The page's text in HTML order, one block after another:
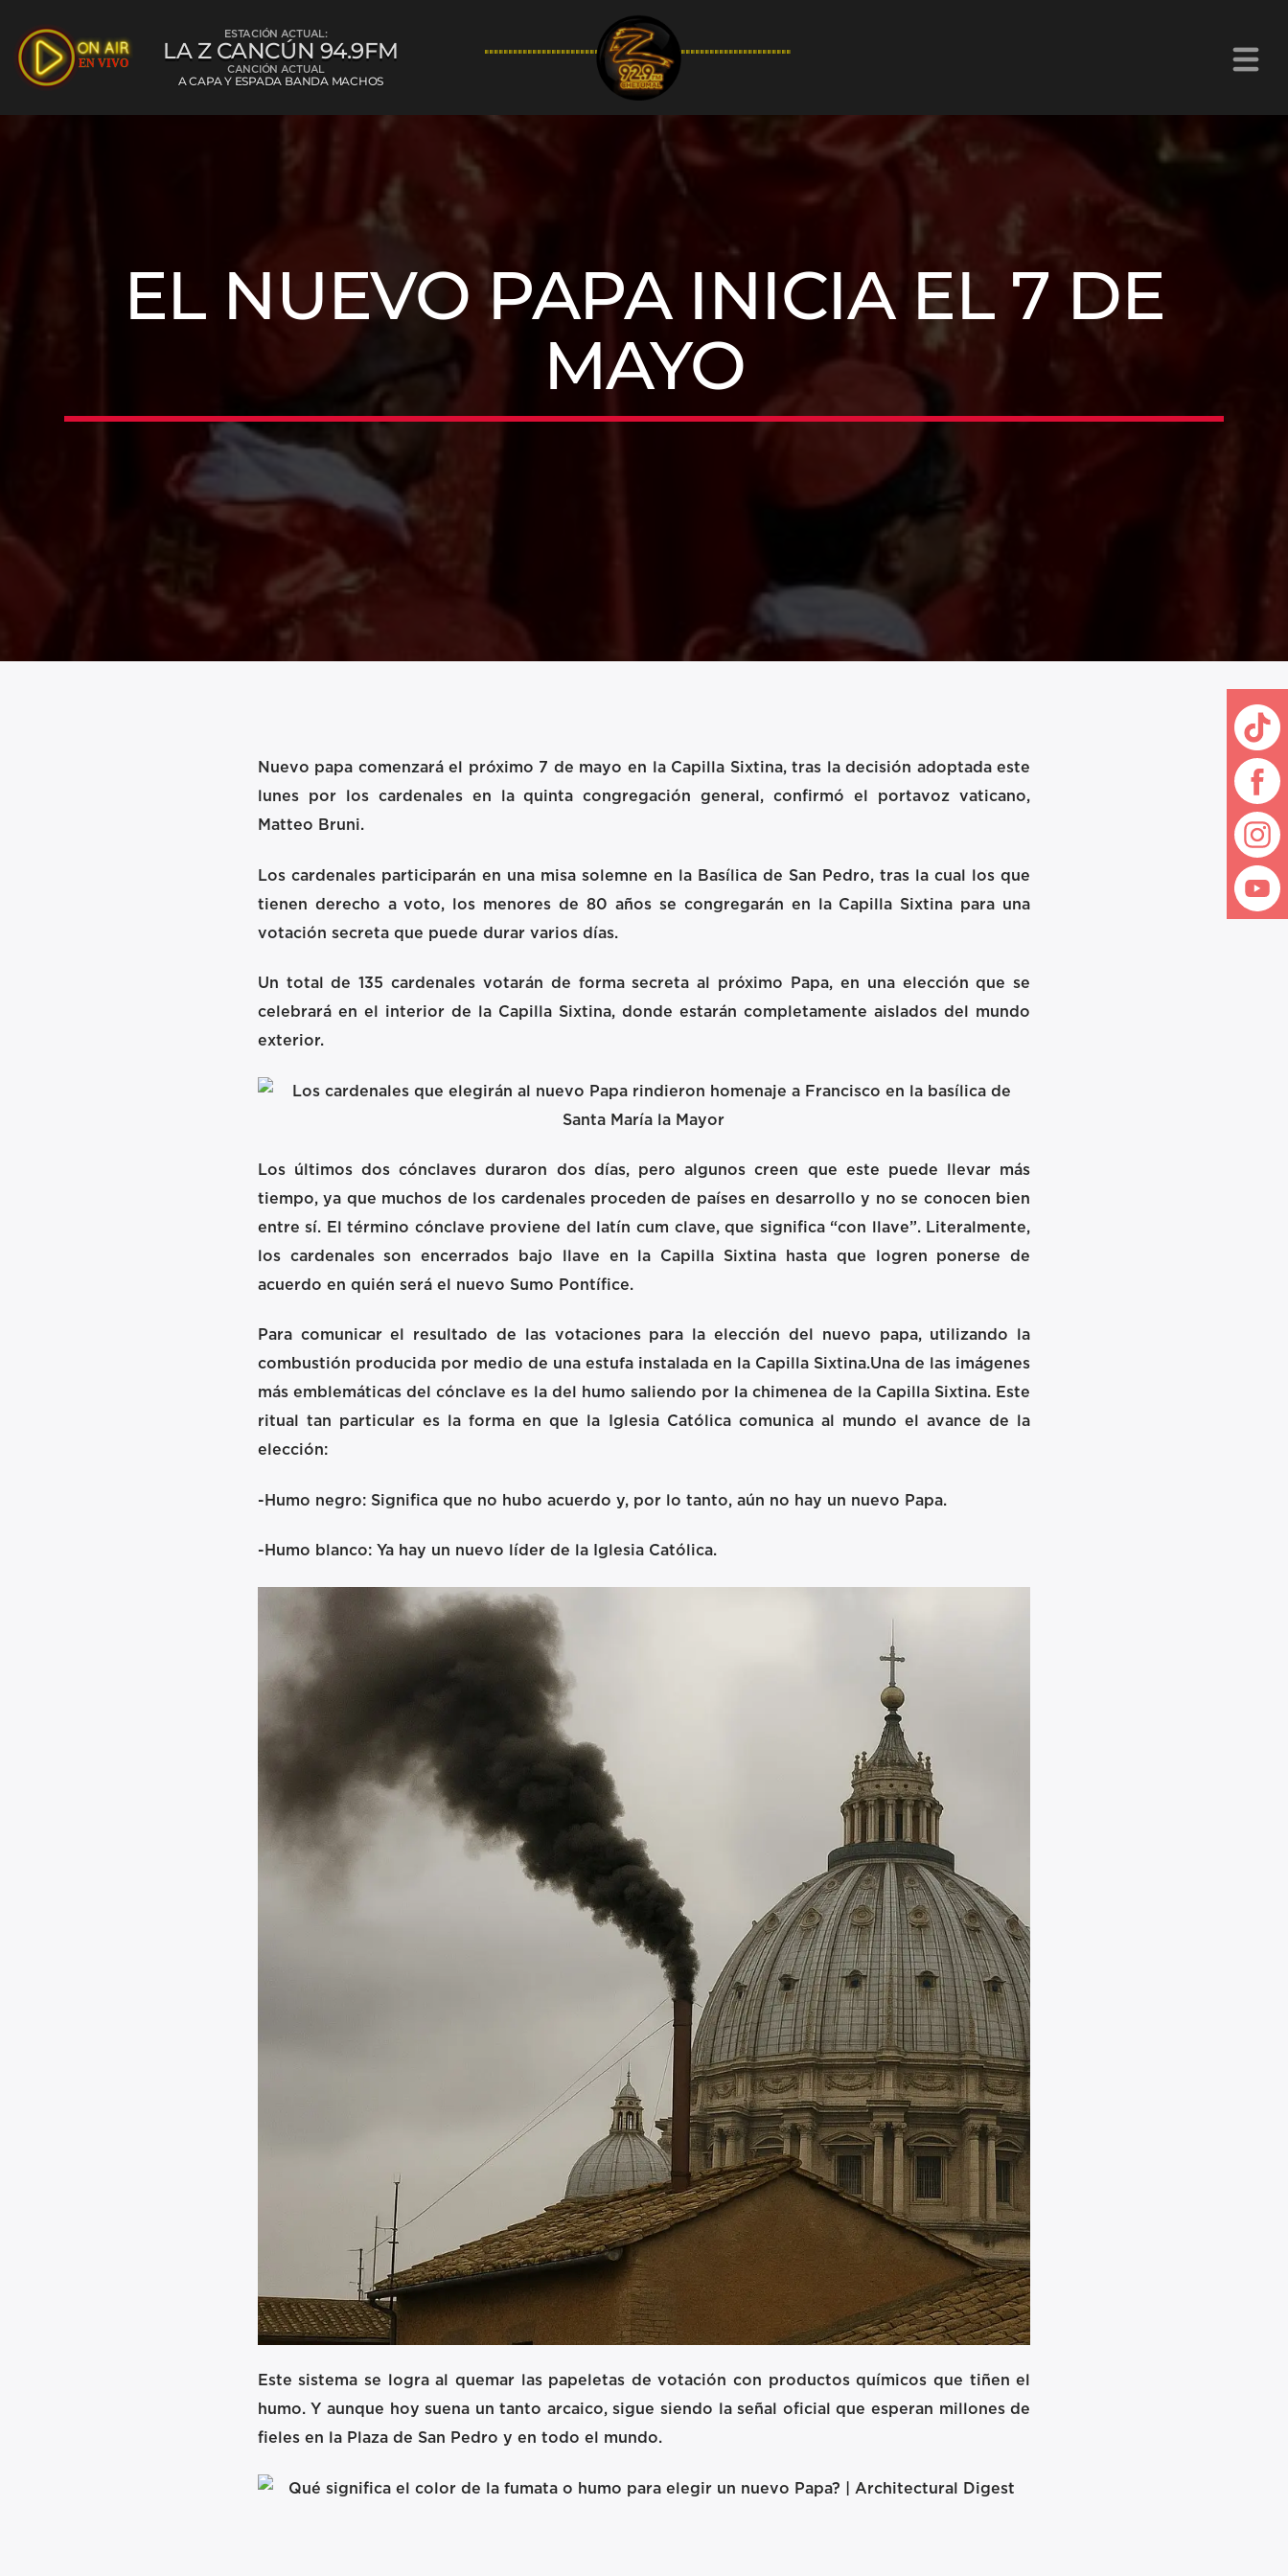
ESTACIÓN ACTUAL:
LA Z CANCÚN 94.9FM
CANCIÓN ACTUAL
A CAPA Y ESPADA BANDA MACHOS
La Z Cancún 94.9FM La Z Chetumal 92.9FM
EL NUEVO PAPA INICIA EL 7 DE
MAYO
Nuevo papa comenzará el próximo 7 de mayo en la Capilla Sixtina, tras la decisión adoptada este
lunes por los cardenales en la quinta congregación general, confirmó el portavoz vaticano,
Matteo Bruni.
Los cardenales participarán en una misa solemne en la Basílica de San Pedro, tras la cual los que
tienen derecho a voto, los menores de 80 años se congregarán en la Capilla Sixtina para una
votación secreta que puede durar varios días.
Un total de 135 cardenales votarán de forma secreta al próximo Papa, en una elección que se
celebrará en el interior de la Capilla Sixtina, donde estarán completamente aislados del mundo
exterior.
Los últimos dos cónclaves duraron dos días, pero algunos creen que este puede llevar más
tiempo, ya que muchos de los cardenales proceden de países en desarrollo y no se conocen bien
entre sí. El término cónclave proviene del latín cum clave, que significa “con llave”. Literalmente,
los cardenales son encerrados bajo llave en la Capilla Sixtina hasta que logren ponerse de
acuerdo en quién será el nuevo Sumo Pontífice.
Para comunicar el resultado de las votaciones para la elección del nuevo papa,​ utilizando la
combustión producida por medio de una estufa instalada en la Capilla Sixtina.Una de las imágenes
más emblemáticas del cónclave es la del humo saliendo por la chimenea de la Capilla Sixtina. Este
ritual tan particular es la forma en que la Iglesia Católica comunica al mundo el avance de la
elección:
-Humo negro: Significa que no hubo acuerdo y, por lo tanto, aún no hay un nuevo Papa.
-Humo blanco: Ya hay un nuevo líder de la Iglesia Católica.
Este sistema se logra al quemar las papeletas de votación con productos químicos que tiñen el
humo. Y aunque hoy suena un tanto arcaico, sigue siendo la señal oficial que esperan millones de
fieles en la Plaza de San Pedro y en todo el mundo.